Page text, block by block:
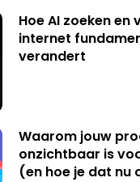
Hoe AI zoeken en
internet
verandert
Waarom jouw
onzichtbaar is
(en hoe je dat nu